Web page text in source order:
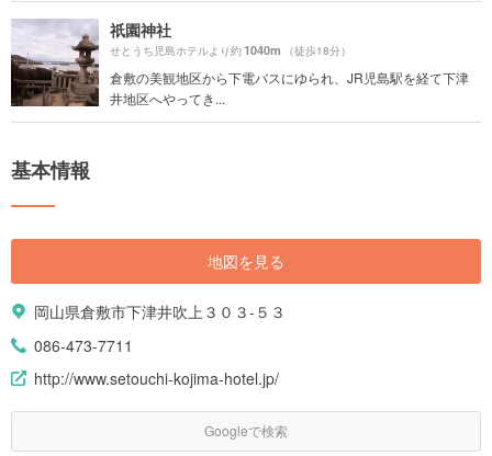
祇園神社
せとうち児島ホテルより約1040m （徒歩18分）
倉敷の美観地区から下電バスにゆられ、JR児島駅を経て下津
井地区へやってき...
基本情報
地図を見る
岡山県倉敷市下津井吹上３０３-５３
086-473-7711
http://www.setouchi-kojima-hotel.jp/
Googleで検索